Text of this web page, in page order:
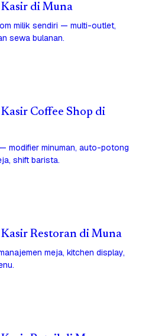
di Muna
milik sendiri — multi-outlet,
sewa bulanan.
Coffee Shop di
modifier minuman, auto-potong
shift barista.
Restoran di Muna
meja, kitchen display,